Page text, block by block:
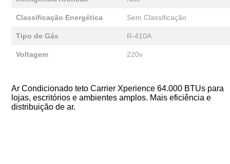
Classificação Energética Sem Classificação
Tipo de Gás R-410A
Voltagem 220v
Ar Condicionado teto Carrier Xperience 64.000 BTUs para
lojas, escritórios e ambientes amplos. Mais eficiência e
distribuição de ar.